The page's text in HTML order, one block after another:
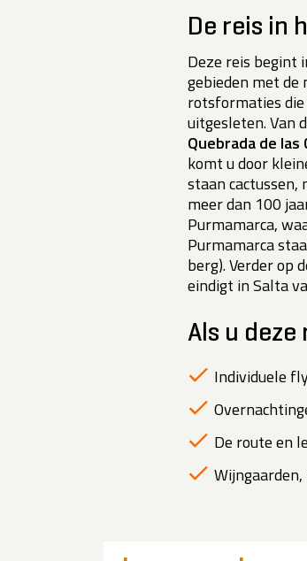
De reis in
Deze reis begint
gebieden met de
rotsformaties
uitgesleten. Van
Quebrada de las
komt u door
staan cactussen,
meer dan 100
Purmamarca,
Purmamarca
berg). Verder op
eindigt in Salta
Als u deze
Individuele
De route en